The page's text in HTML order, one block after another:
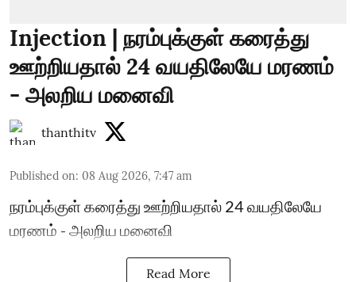
Injection | நரம்புக்குள் கரைத்து
ஊற்றியதால் 24 வயதிலேயே மரணம்
- அலறிய மனைவி
thanthitv
Published on: 08 Aug 2026, 7:47 am
நரம்புக்குள் கரைத்து ஊற்றியதால் 24 வயதிலேயே
மரணம் - அலறிய மனைவி
Read More